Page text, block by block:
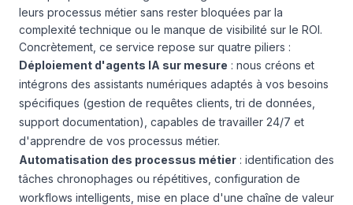
leurs processus métier sans rester bloquées par la
complexité technique ou le manque de visibilité sur le ROI.
Concrètement, ce service repose sur quatre piliers :
Déploiement d'agents IA sur mesure : nous créons et
intégrons des assistants numériques adaptés à vos besoins
spécifiques (gestion de requêtes clients, tri de données,
support documentation), capables de travailler 24/7 et
d'apprendre de vos processus métier.
Automatisation des processus métier : identification des
tâches chronophages ou répétitives, configuration de
workflows intelligents, mise en place d'une chaîne de valeur